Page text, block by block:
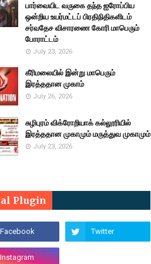
பார்வையிட வருகை தந்த ஐரோப்பிய
ஒன்றிய உயர்மட்டப் பிரதிநிதிகளிடம்
சர்வதேச விசாரணை கோரி மாபெரும்
போராட்டம்
July 23, 2026
கீரிமலையில் இன்று மாபெரும்
இரத்ததான முகாம்
July 26, 2026
சுழிபுரம் விக்ரோறியாக் கல்லூரியில்
இரத்ததான முகாமும் மருத்துவ முகாமும்
July 23, 2026
Plugin